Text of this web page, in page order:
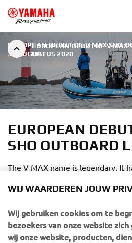
EUROPEAN DEBUT OF V MAX
UP
EUROPEAN DEBUT OF V MAX SHO
31 AUGUSTUS 2020
EUROPEAN
SHO OUTBOARD
The V MAX name is legendary. It
recognized as the name on an
WIJ WAARDEREN JOUW
Wij gebruiken cookies om te
bezoekers van onze website
wij onze website, producten,